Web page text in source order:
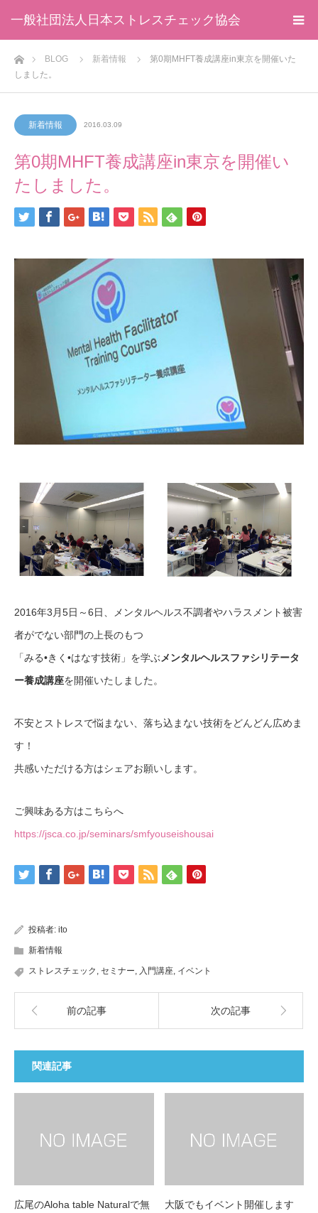
一般社団法人日本ストレスチェック協会
ホームBLOG 新着情報
第0期MHFT養成講座in東京を開催いた
しました。
新着情報 2016.03.09
第0期MHFT養成講座in東京を開催い
たしました。
2016年3月5日～6日、メンタルヘルス不調者やハラスメント被害
者がでない部門の上長のもつ
「みる•きく•はなす技術」を学ぶ メンタルヘルスファシリテータ
ー養成講座を開催いたしました。
不安とストレスで悩まない、落ち込まない技術をどんどん広めま
す！
共感いただける方はシェアお願いします。
ご興味ある方はこちらへ
https://jsca.co.jp/seminars/smfyouseishousai
投稿者: ito
新着情報
ストレスチェック , セミナー, 入門講座, イベント
前の記事 次の記事
関連記事
広尾のAloha table Naturalで無
大阪でもイベント開催します